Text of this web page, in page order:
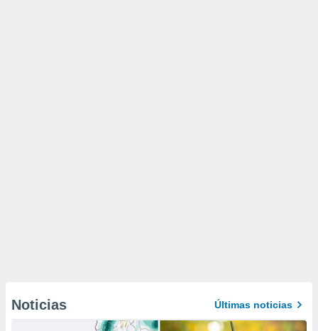
Noticias Últimas noticias